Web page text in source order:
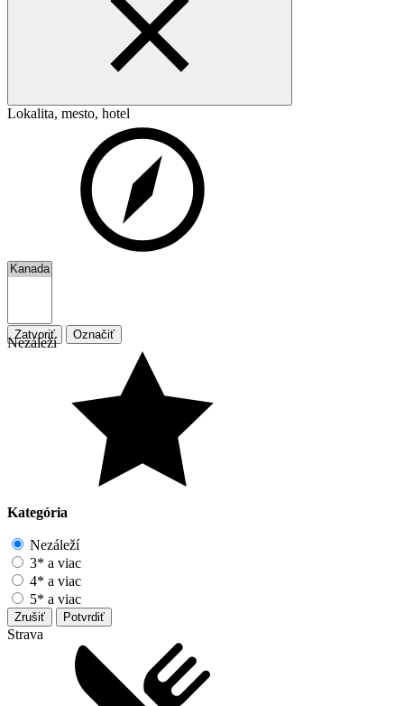
Lokalita, mesto, hotel
Zatvoriť Označiť
Nezáleží
Kategória
Nezáleží
3* a viac
4* a viac
5* a viac
Zrušiť Potvrdiť
Strava